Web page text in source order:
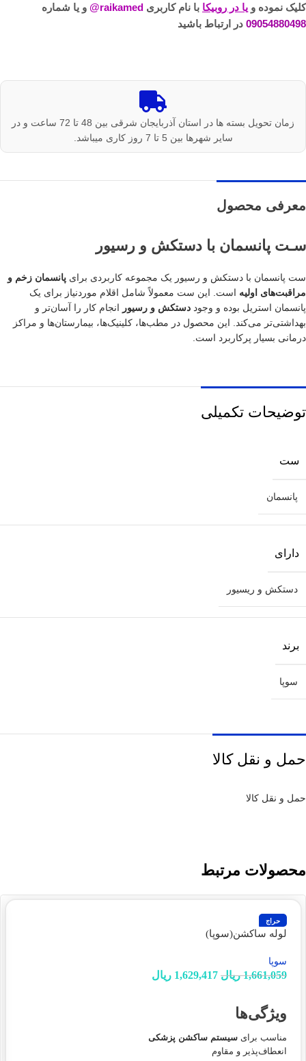
کلیک نموده و یا در روبیکا با نام کاربری raikamed@
و یا شماره
09054880498 در ارتباط باشید
زمان تحویل بسته ها در استان آذربایجان شرقی بین 48 تا 72 ساعت و در
سایر شهرها بین 5 تا 7 روز کاری میباشد.
معرفی محصول
سـت پانسمان با دستکش و رسیور
ست پانسمان با دستکش و رسیور یک مجموعه کاربردی برای پانسمان زخم و
مراقبت‌های اولیه است. این ست معمولاً شامل اقلام موردنیاز برای یک
پانسمان استریل بوده و وجود دستکش و رسیور انجام کار را آسان‌تر و
بهداشتی‌تر می‌کند. این محصول در مطب‌ها، کلینیک‌ها، بیمارستان‌ها و مراکز
درمانی بسیار پرکاربرد است.
توضیحات تکمیلی
ست
پانسمان
دارای
دستکش و ریسیور
برند
سوپا
حمل و نقل کالا
حمل و نقل کالا
محصولات مرتبط
حراج
لوله ساکشن(سوپا)
سوپا
1,661,059 ریال 1,629,417 ریال
ویژگی‌ها
مناسب برای سیستم ساکشن پزشکی
انعطاف‌پذیر و مقاوم